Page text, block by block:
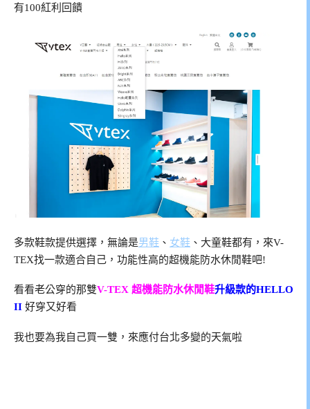
有100紅利回饋
多款鞋款提供選擇，無論是男鞋 、 女鞋 、大童鞋都有，來V-
TEX找一款適合自己，功能性高的超機能防水休閒鞋吧!
看看老公穿的那雙V-TEX 超機能防水休閒鞋升級款的HELLO
II 好穿又好看
我也要為我自己買一雙，來應付台北多變的天氣啦